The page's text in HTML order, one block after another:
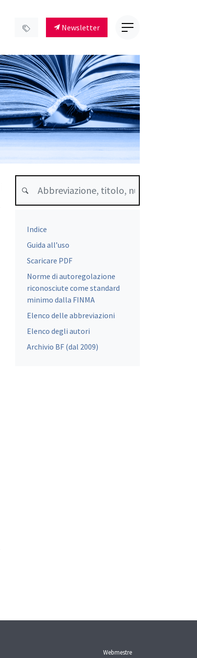
Newsletter
Indice
Guida all’uso
Scaricare PDF
Norme di autoregolazione
riconosciute come standard
minimo dalla FINMA
Elenco delle abbreviazioni
Elenco degli autori
Archivio BF (dal 2009)
Webmestre